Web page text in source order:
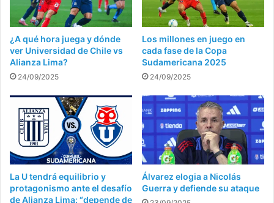
¿A qué hora juega y dónde
ver Universidad de Chile vs
Alianza Lima?
24/09/2025
Los millones en juego en
cada fase de la Copa
Sudamericana 2025
24/09/2025
La U tendrá equilibrio y
protagonismo ante el desafío
de Alianza Lima: “depende de
Álvarez elogia a Nicolás
Guerra y defiende su ataque